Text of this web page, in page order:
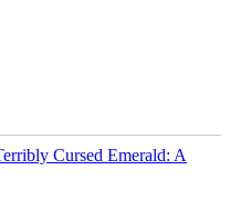
Cursed Emerald: A